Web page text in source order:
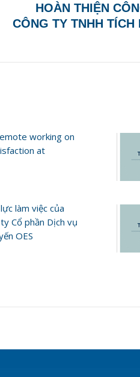
Next
HOÀN THIỆN
CÔNG TY TNHH
working on
at
làm việc của
Cổ phần Dịch vụ
OES